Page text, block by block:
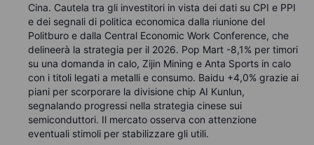
Cina. Cautela tra gli investitori in vista dei dati su CPI e PPI
e dei segnali di politica economica dalla riunione del
Politburo e dalla Central Economic Work Conference, che
delineerà la strategia per il 2026. Pop Mart -8,1% per timori
su una domanda in calo, Zijin Mining e Anta Sports in calo
con i titoli legati a metalli e consumo. Baidu +4,0% grazie ai
piani per scorporare la divisione chip AI Kunlun,
segnalando progressi nella strategia cinese sui
semiconduttori. Il mercato osserva con attenzione
eventuali stimoli per stabilizzare gli utili.